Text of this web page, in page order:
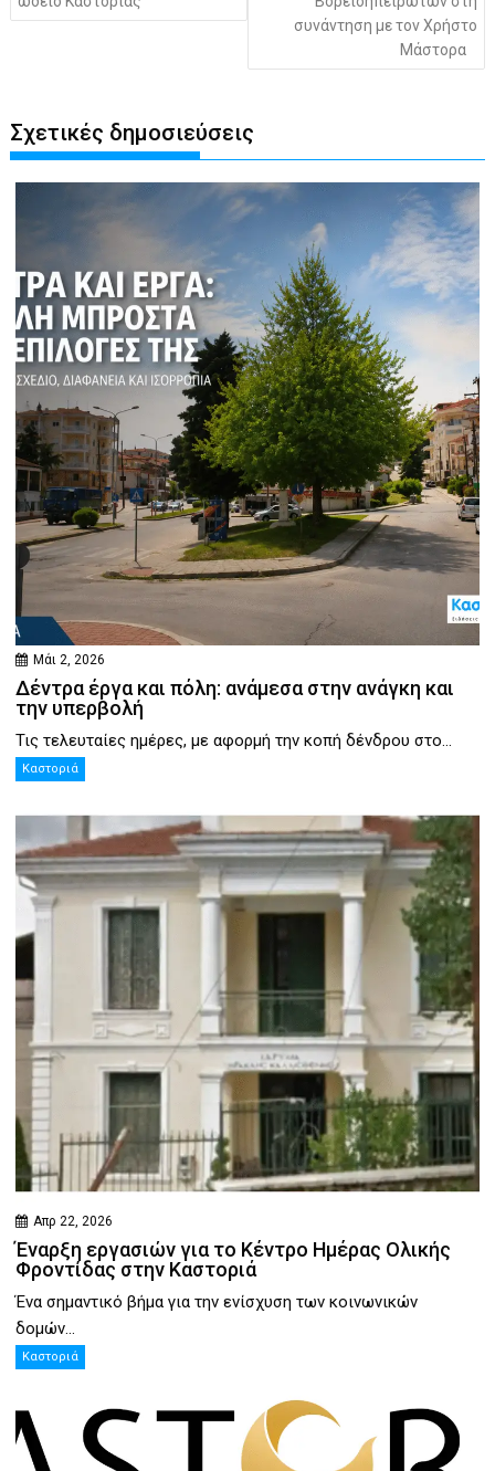
συνάντηση με τον Χρήστο
Μάστορα
Σχετικές δημοσιεύσεις
Μάι 2, 2026
Δέντρα έργα και πόλη: ανάμεσα στην ανάγκη και
την υπερβολή
Τις τελευταίες ημέρες, με αφορμή την κοπή δένδρου στο...
Καστοριά
Απρ 22, 2026
Έναρξη εργασιών για το Κέντρο Ημέρας Ολικής
Φροντίδας στην Καστοριά
Ένα σημαντικό βήμα για την ενίσχυση των κοινωνικών
δομών...
Καστοριά